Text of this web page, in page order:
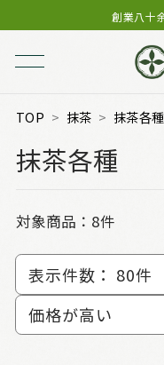
創業八十
TOP 抹茶 抹茶各種
抹茶各種
対象商品： 8件
表示件数： 80件
価格が高い